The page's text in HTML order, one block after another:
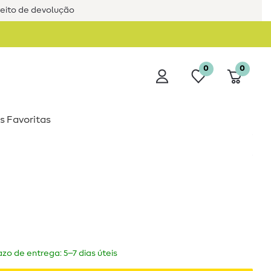
de devolução
0 0
Favoritas
de entrega: 5–7 dias úteis